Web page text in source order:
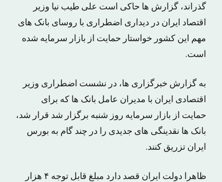
گذراند، گزارش ها حاکی است علی طیب نیا وزیر
اقتصاد ایران در دیداری اضطراری با روسای بانک های
مهم این کشور خواستار حمایت از بازار سرمایه شده
است.
به گزارش خبرگزاری ها، در نشست اضطراری وزیر
اقتصادی ایران با مدیران عامل بانک ها که برای
حمایت از بازار سرمایه روز شنبه برگزار شد قرار شد،
بانک ها نقدینگی های جدیدی را در چند گام به بورس
ایران تزریق کنند.
ظاهرا دولت ایران قصد دارد مبلغ قابل توجه ۴ هزار